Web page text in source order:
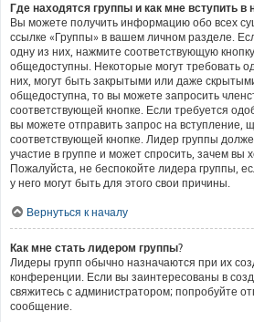
Где находятся группы и как мне вступить в
Вы можете получить информацию обо всех
ссылке «Группы» в вашем личном разделе.
одну из них, нажмите соответствующую
общедоступны. Некоторые могут требовать
них, могут быть закрытыми или даже
общедоступна, то вы можете запросить
соответствующей кнопке. Если требуется
вы можете отправить запрос на вступление,
соответствующей кнопке. Лидер группы
участие в группе и может спросить, зачем вы
Пожалуйста, не беспокойте лидера группы,
у него могут быть для этого свои причины.
Вернуться к началу
Как мне стать лидером группы?
Лидеры групп обычно назначаются при их
конференции. Если вы заинтересованы в
свяжитесь с администратором; попробуйте
сообщение.